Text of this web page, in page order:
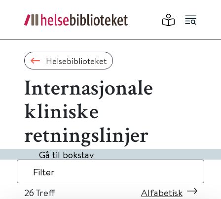
Helsebiblioteket
Internasjonale
kliniske
retningslinjer
Gå til bokstav
Filter
26 Treff Alfabetisk